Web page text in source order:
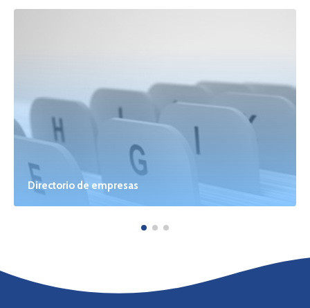
Directorio de empresas